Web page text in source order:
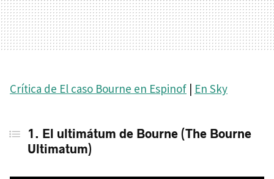
Crítica de El caso Bourne en Espinof | En Sky
1. El ultimátum de Bourne (The Bourne
Ultimatum)